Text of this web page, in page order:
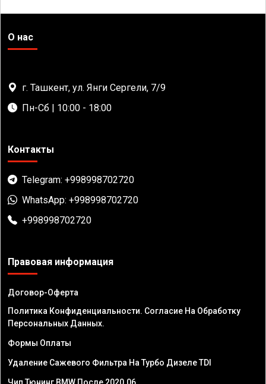
О нас
г. Ташкент, ул. Янги Сергели, 7/9
Пн-Сб | 10:00 - 18:00
Контакты
Telegram: +998998702720
WhatsApp: +998998702720
+998998702720
Правовая информация
Договор-Оферта
Политика Конфиденциальности. Согласие На Обработку
Персональных Данных.
Формы Оплаты
Удаление Сажевого Фильтра На Турбо Дизеле TDI